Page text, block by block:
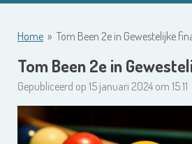
Home » Tom Been 2e in Gewestelijke
Tom Been 2e in
Gepubliceerd op 15 januari 2024 om 15:11